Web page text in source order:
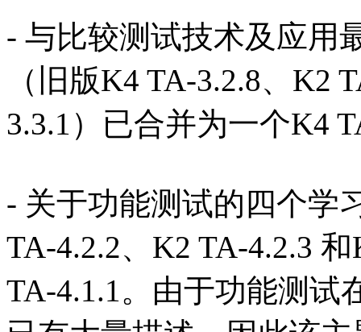
- 与比较测试技术及应用
（旧版K4 TA-3.2.8、K2
3.3.1）已合并为一个K4
- 关于功能测试的四个学
TA-4.2.2、K2 TA-4.2.3
TA-4.1.1。由于功能测试